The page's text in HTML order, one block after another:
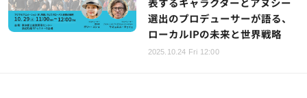
選出のプロデューサーが語る、
ローカルIPの未来と世界戦略
2025.10.24 Fri 12:00